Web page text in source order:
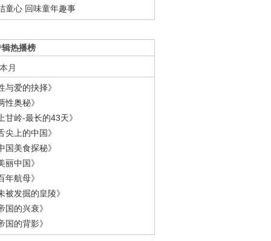
童心 回味童年趣事
热播榜
本月
与爱的抉择》
性奥秘》
甘岭-最长的43天》
尖上的中国》
国美食探秘》
丽中国》
年航母》
被发掘的皇陵》
国的兴衰》
国的背影》